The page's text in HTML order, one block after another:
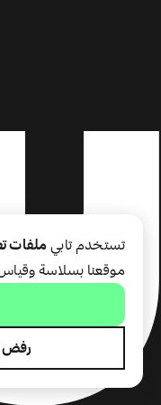
تستخدم تابي ملفات
موقعنا بسلاسة وقياس
رفض